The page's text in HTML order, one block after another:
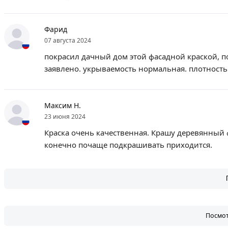
Фарид
07 августа 2024
покрасил дачный дом этой фасадной краской,
заявлено. укрываемость нормальная.
Максим Н.
23 июня 2024
Краска очень качественная. Крашу
конечно почаще подкрашивать приходится.